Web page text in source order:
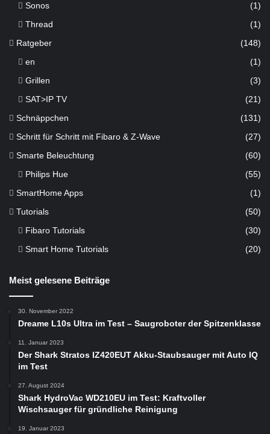
Sonos
(1)
Thread
(1)
Ratgeber (148)
en
(1)
Grillen
(3)
SAT>IP TV
(21)
Schnäppchen (131)
Schritt für Schritt mit Fibaro & Z-Wave (27)
Smarte Beleuchtung (60)
Philips Hue (55)
SmartHome Apps (1)
Tutorials (50)
Fibaro Tutorials
(30)
Smart Home Tutorials
(20)
Meist gelesene Beiträge
30. November 2022
Dreame L10s Ultra im Test – Saugroboter der Spitzenklasse
11. Januar 2023
Der Shark Stratos IZ420EUT Akku-Staubsauger mit Auto IQ
im Test
27. August 2024
Shark HydroVac WD210EU im Test: Kraftvoller
Wischsauger für gründliche Reinigung
19. Januar 2023